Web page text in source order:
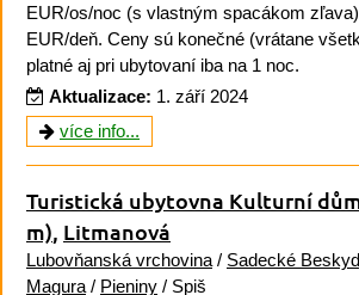
EUR/os/noc (s vlastným spacákom
EUR/deň. Ceny sú konečné (vrátane
platné aj pri ubytovaní iba na 1 noc.
Aktualizace: 1. září 2024
více info...
Turistická ubytovna Kulturní
m) Litmanová
Lubovňanská vrchovina / Sadecké
Magura / Pieniny / Spiš